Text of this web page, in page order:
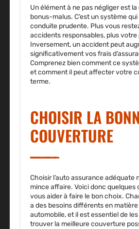
Un élément à ne pas négliger est
bonus-malus. C’est un système
conduite prudente. Plus vous
accidents responsables, plus votre
Inversement, un accident peut
significativement vos frais
Comprenez bien comment ce
et comment il peut affecter votre
terme.
CHOISIR LA
COUVERTURE
Choisir l’auto assurance adéquate
mince affaire. Voici donc quelques
vous aider à faire le bon choix.
a des besoins différents en matière
automobile, et il est essentiel de
trouver la meilleure couverture